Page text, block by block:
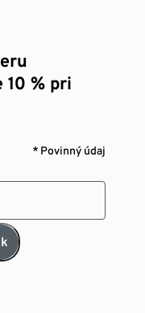
% pri
* Povinný údaj